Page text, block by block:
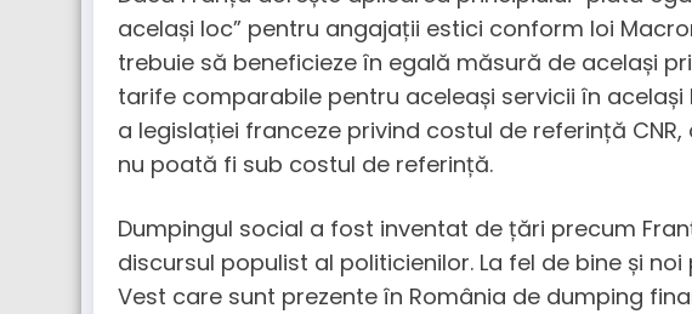
același loc” pentru angajații estici conform loi
trebuie să beneficieze în egală măsură de același
tarife comparabile pentru aceleași servicii în
a legislației franceze privind costul de referință
nu poată fi sub costul de referință.
Dumpingul social a fost inventat de țări precum
discursul populist al politicienilor. La fel de bine și
Vest care sunt prezente în România de dumping